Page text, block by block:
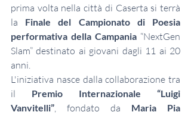
prima volta nella città di Caserta si terrà
la Finale del Campionato di Poesia
performativa della Campania “NextGen
Slam” destinato ai giovani dagli 11 ai 20
anni.
L'iniziativa nasce dalla collaborazione tra
il Premio Internazionale “Luigi
Vanvitelli” , fondato da Maria Pia